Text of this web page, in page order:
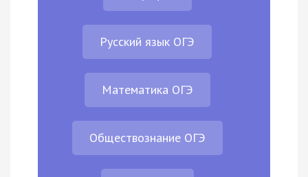
Русский язык ОГЭ
Математика ОГЭ
Обществознание ОГЭ